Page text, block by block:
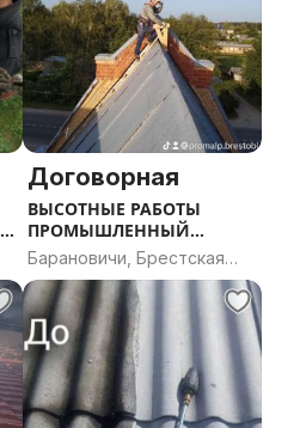
Договорная
ВЫСОТНЫЕ РАБОТЫ
ПРОМЫШЛЕННЫЙ
АЛЬПИНИСТ МОЙКА
КРЫШ ПОКРАСКА КРЫШ
ПОКРАСКА ФАСАДОВ
Барановичи, Брестская
область